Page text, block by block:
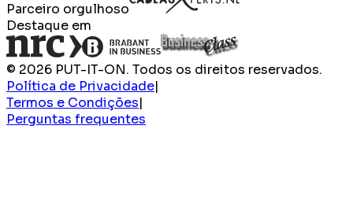
Parceiro orgulhoso
Destaque em
© 2026 PUT-IT-ON. Todos os direitos reservados.
Política de Privacidade|
Termos e Condições|
Perguntas frequentes